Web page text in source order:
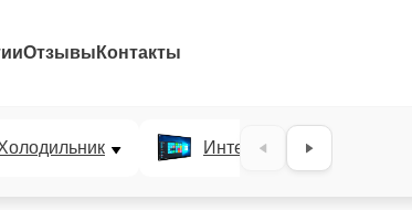
Отзывы Контакты
Интерактивные панели